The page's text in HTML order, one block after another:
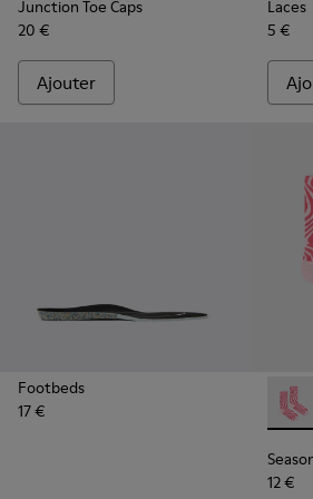
Junction Toe Caps
20 €
Ajouter
Laces
5 €
Footbeds
17 €
12 €